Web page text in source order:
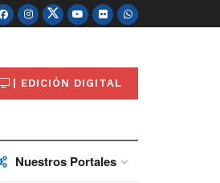
| EDICIÓN DIGITAL
Nuestros Portales